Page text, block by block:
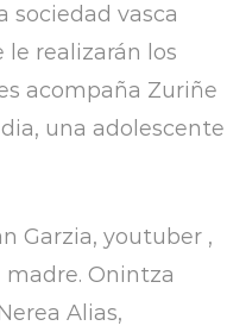
sociedad vasca
realizarán los
acompaña Zuriñe
una adolescente
Garzia, youtuber ,
Onintza
Alias,